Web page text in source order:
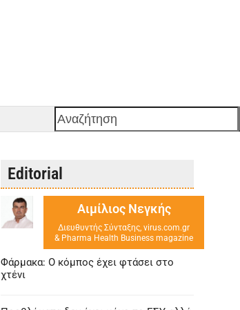
Αναζήτηση
Editorial
Αιμίλιος Νεγκής
Διευθυντής Σύνταξης, virus.com.gr
& Pharma Health Business magazine
Φάρμακα: Ο κόμπος έχει φτάσει στο
χτένι